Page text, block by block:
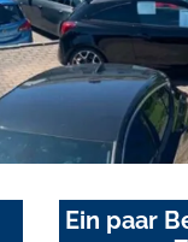
Ein paar